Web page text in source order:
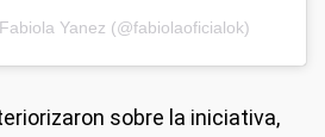
Yanez (@fabiolaoficialok)
sobre la iniciativa,